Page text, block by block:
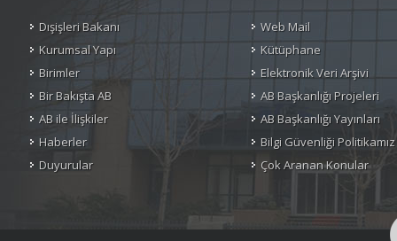
Dışişleri Bakanı
Kurumsal Yapı
Birimler
Bir Bakışta AB
AB ile İlişkiler
Haberler
Duyurular
Web Mail
Kütüphane
Elektronik Veri Arşivi
AB Başkanlığı Projeleri
AB Başkanlığı Yayınları
Bilgi Güvenliği Politikamız
Çok Aranan Konular